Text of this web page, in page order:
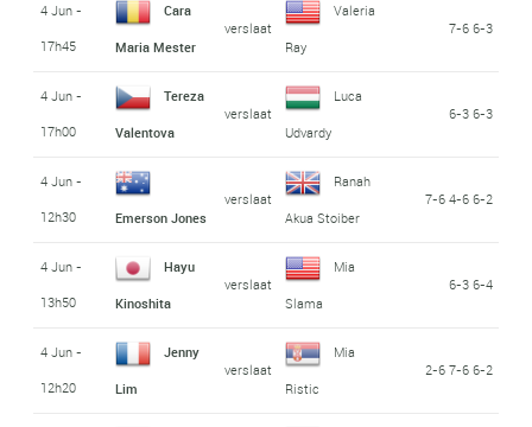
4 Jun -
17h45
Cara
Maria Mester
verslaat
Valeria
Ray
7-6 6-3
4 Jun -
17h00
Tereza
Valentova
verslaat
Luca
Udvardy
6-3 6-3
4 Jun -
12h30
Emerson Jones
verslaat
Ranah
Akua Stoiber
7-6 4-6 6-2
4 Jun -
13h50
Hayu
Kinoshita
verslaat
Mia
Slama
6-3 6-4
4 Jun -
12h20
Jenny
Lim
verslaat
Mia
Ristic
2-6 7-6 6-2